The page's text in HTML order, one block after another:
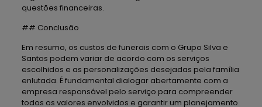
questões financeiras.
## Conclusão
Em resumo, os custos de funerais com o Grupo Silva e
Santos podem variar de acordo com os serviços
escolhidos e as personalizações desejadas pela família
enlutada. É fundamental dialogar abertamente com a
empresa responsável pelo serviço para compreender
todos os valores envolvidos e garantir um planejamento